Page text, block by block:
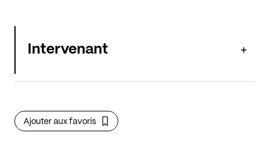
œuvre à la fois pour ses membres et pour la
compositeur), éditeur, organisateur de
manifestations en musique ou tout
Intervenant
Ajouter aux favoris